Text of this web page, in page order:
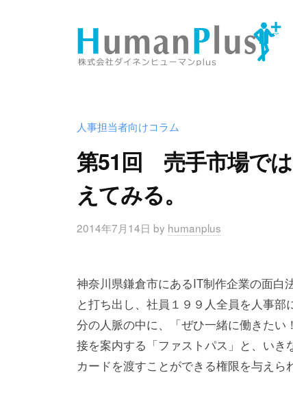
会
社
ダ
イ
ネ
ン
ュ
ー
マ
ン
p
人
と
企
業
結
懸
け
橋
に
人事担当者向けコラム
第51回 売手市場で
えてみる。
2014年7月14日 by humanplus
神奈川県鎌倉市にあるIT制作企業の面白
と打ち出し、社員１９９人全員を人事
分の人脈の中に、「ぜひ一緒に働きた
接を案内する「ファストパス」と、いき
カードを渡すことができる権限を与えら
会
社
ン
ヒ
ュ
ー
マ
ン
u
s